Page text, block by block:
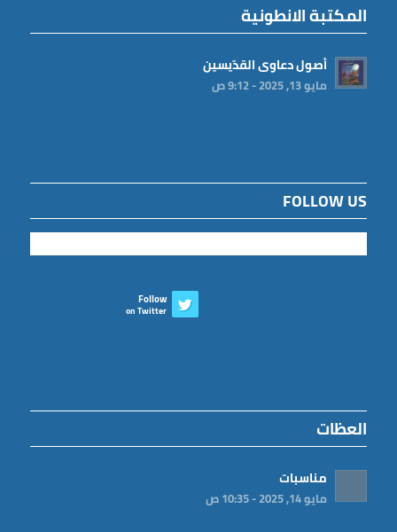
المكتبة الانطونية
أصول دعاوى القدّيسين
مايو 13, 2025 - 9:12 ص
FOLLOW US
Follow
on Twitter
العظات
مناسبات
مايو 14, 2025 - 10:35 ص